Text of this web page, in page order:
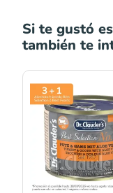
Si te gustó
también te